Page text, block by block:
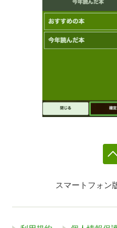
スマートフォン